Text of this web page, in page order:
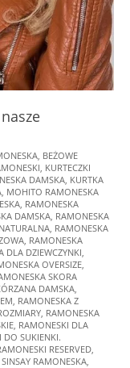
BEŻOWE
KURTECZKI
DAMSKA KURTKA
MOHITO RAMONESKA
RAMONESKA
DAMSKA RAMONESKA
RAMONESKA
RAMONESKA
DLA DZIEWCZYNKI
OVERSIZE
SKORA
DAMSKA
RAMONESKA Z
RAMONESKA
RAMONESKI DLA
DO SUKIENKI.
RESERVED
SINSAY RAMONESKA